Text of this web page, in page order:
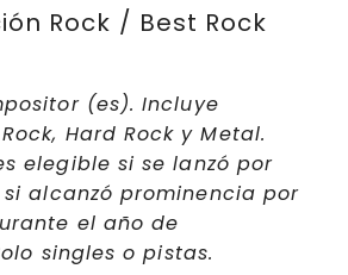
Rock / Best Rock
(es). Incluye
Hard Rock y Metal.
elegible si se lanzó por
alcanzó prominencia por
el año de
singles o pistas.